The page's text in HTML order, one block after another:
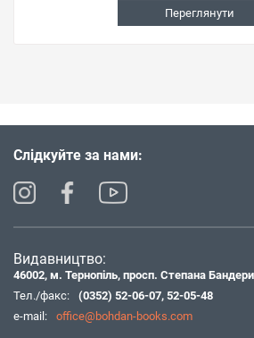
Переглянути
Слідкуйте за нами:
Видавництво:
46002, м. Тернопіль, просп. Степана
Тел./факс:
(0352) 52-06-07, 52-05-48
e-mail:
office@bohdan-books.com